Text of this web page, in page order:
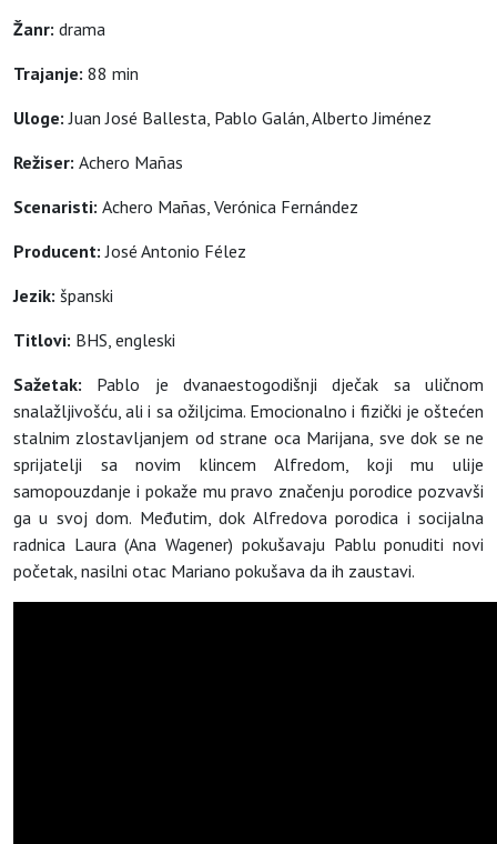
Žanr: drama
Trajanje: 88 min
Uloge:Juan José Ballesta, Pablo Galán, Alberto Jiménez
Režiser: Achero Mañas
Scenaristi: Achero Mañas, Verónica Fernández
Producent:José Antonio Félez
Jezik: španski
Titlovi: BHS, engleski
Sažetak: Pablo je dvanaestogodišnji dječak sa uličnom
snalažljivošću, ali i sa ožiljcima. Emocionalno i fizički je oštećen
stalnim zlostavljanjem od strane oca Marijana, sve dok se ne
sprijatelji sa novim klincem Alfredom, koji mu ulije
samopouzdanje i pokaže mu pravo značenju porodice pozvavši
ga u svoj dom. Međutim, dok Alfredova porodica i socijalna
radnica Laura (Ana Wagener) pokušavaju Pablu ponuditi novi
početak, nasilni otac Mariano pokušava da ih zaustavi.